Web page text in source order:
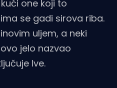
one koji to
se gadi sirova riba.
uljem, a neki
jelo nazvao
Ive.